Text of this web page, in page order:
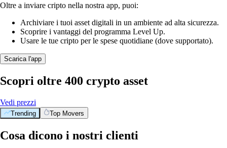
Oltre a inviare cripto nella nostra app, puoi:
Archiviare i tuoi asset digitali in un ambiente ad alta sicurezza.
Scoprire i vantaggi del programma Level Up.
Usare le tue cripto per le spese quotidiane (dove supportato).
Scarica l'app
Scopri oltre 400 crypto asset
Vedi prezzi
Trending Top Movers
Cosa dicono i nostri clienti